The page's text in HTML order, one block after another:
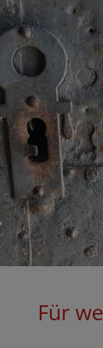
Für